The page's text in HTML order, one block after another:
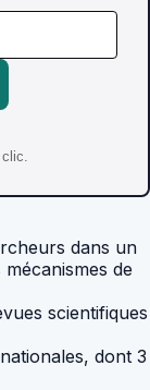
dans un
de
scientifiques
dont 3